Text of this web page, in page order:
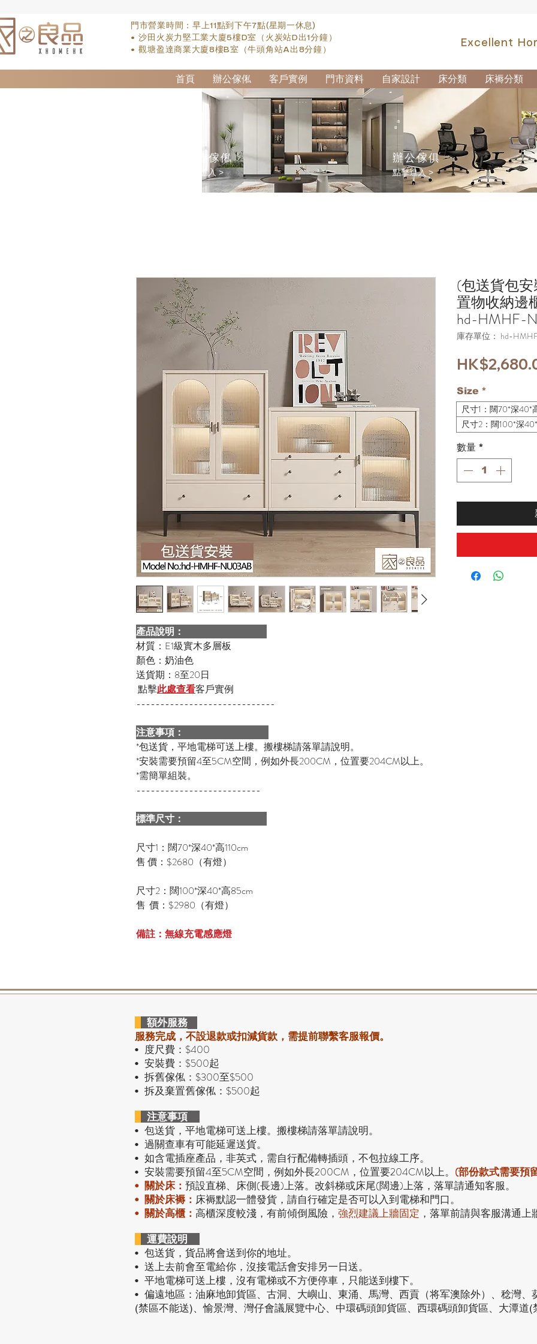
門市營業時間：早上11點到下午7點(星期一休息)
• 沙田火炭力堅工業大廈5樓D室（火炭站D出1分鐘）
• 觀塘盈達商業大廈8樓B室（牛頭角站A出8分鐘）
Excellent
首頁 辦公傢俬 客戶實例 門市資料 自家設計 床分類 床褥分類
訂造傢俬
點擊進入 >
辦公傢俱
點擊進入 >
產品說明：
材質：E1級實木多層板
顏色：奶油色
送貨期：8至20日
點擊此處查看客戶實例
-----------------------------
注意事項：
*包送貨，平地電梯可送上樓。搬樓梯請落單請說明。
*安裝需要預留4至5CM空間，例如外長200CM，位置要204CM以上。
*需簡單組裝。
--------------------------
標準尺寸：
尺寸1：闊70*深40*高110cm
售 價：$2680（有燈）
尺寸2：闊100*深40*高85cm
售 價：$2980（有燈）
備註：無線充電感應燈
(包送貨包
置物收納邊
hd-HMHF-
庫存單位： hd-
Size *
尺寸1：闊70*深40*
尺寸2：闊100*深
數量 *
額外服務
服務完成，不設退款或扣減貨款，需提前聯繫客服報價。
• 度尺費：$400
• 安裝費：$500起
• 拆舊傢俬：$300至$500
• 拆及棄置舊傢俬：$500起
注意事項
• 包送貨，平地電梯可送上樓。搬樓梯請落單請說明。
• 過關查車有可能延遲送貨。
• 如含電插座產品，非英式，需自行配備轉插頭，不包拉線工序。
• 安裝需要預留4至5CM空間，例如外長200CM，位置要204CM以上。 (部份款式需要預
• 關於床： 預設直梯、床側(長邊)上落。改斜梯或床尾(闊邊)上落，落單請通知客服。
• 關於床褥： 床褥默認一體發貨，請自行確定是否可以入到電梯和門口。
• 關於高櫃： 高櫃深度較淺，有前傾倒風險， 強烈建議上牆固定 ，落單前請與客服溝通上
運費說明
• 包送貨 ，貨品將會送到你的地址。
• 送上去前會至電給你，沒接電話會安排另一日送。
• 平地電梯可送上樓，沒有電梯或不方便停車，只能送到樓下。
• 偏遠地區：油麻地卸貨區、古洞、大嶼山、東涌、馬灣、西貢（将军澳除外）、稔灣、
(禁區不能送)、愉景灣、灣仔會議展覽中心、中環碼頭卸貨區、西環碼頭卸貨區、大潭道